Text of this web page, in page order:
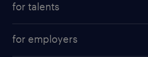
for talents
professional career
for employers